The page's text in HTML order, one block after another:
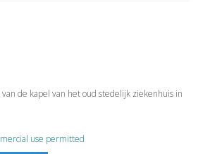
de kapel van het oud stedelijk ziekenhuis in
use permitted